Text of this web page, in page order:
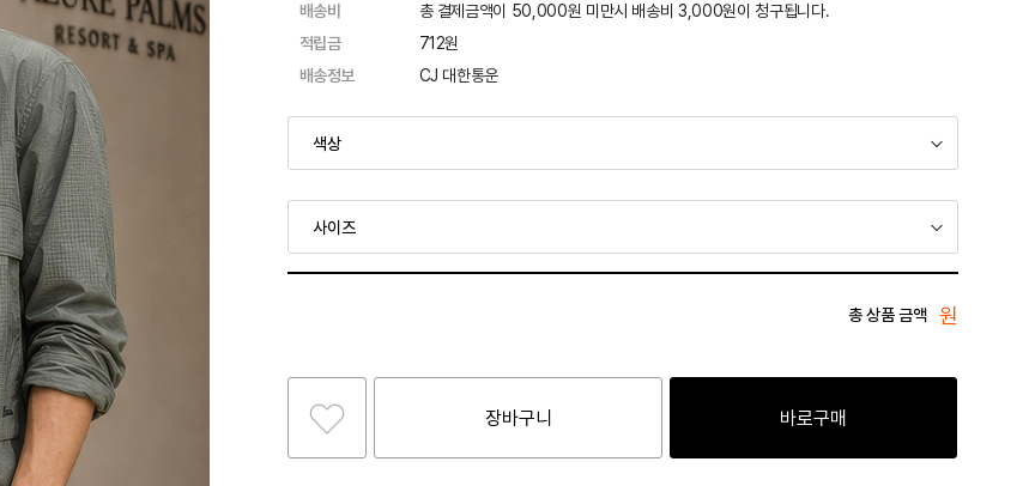
배송비
총 결제금액이 50,000원 미만시 배송비 3,000원이 청구됩니다.
적립금
712원
배송정보
CJ 대한통운
총 상품 금액 원
장바구니 바로구매